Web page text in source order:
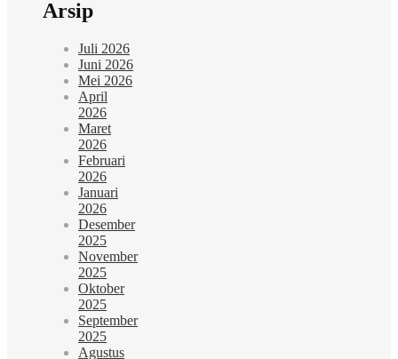
Arsip
Juli 2026
Juni 2026
Mei 2026
April
2026
Maret
2026
Februari
2026
Januari
2026
Desember
2025
November
2025
Oktober
2025
September
2025
Agustus